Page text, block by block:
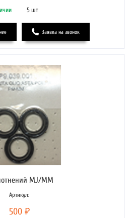
5 шт
Заявка на звонок
MJ/MM
Артикул:
500 ₽